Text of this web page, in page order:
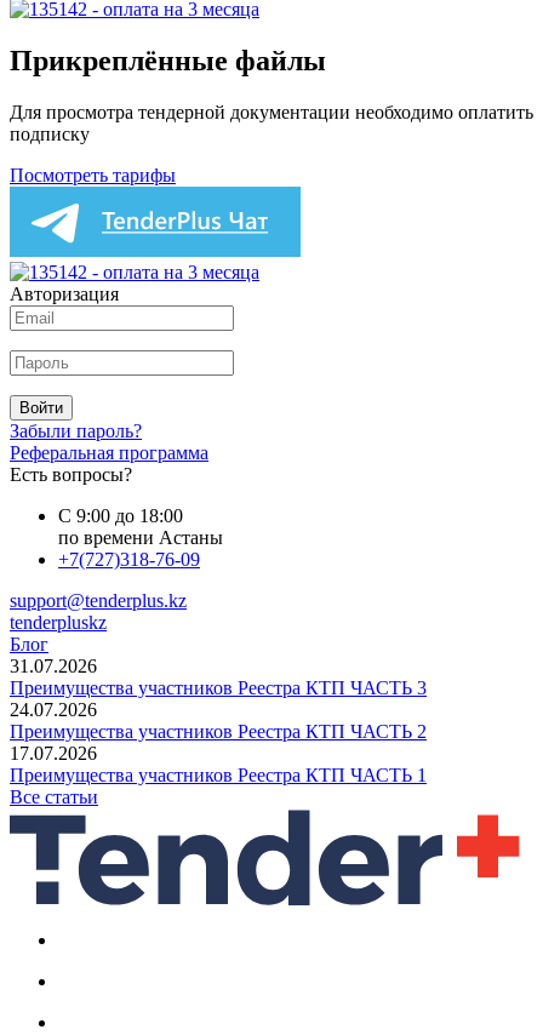
Прикреплённые файлы
Для просмотра тендерной документации необходимо оплатить
подписку
Посмотреть тарифы
Авторизация
Войти
Забыли пароль?
Реферальная программа
Есть вопросы?
С 9:00 до 18:00
по времени Астаны
+7(727)318-76-09
support@tenderplus.kz
tenderpluskz
Блог
31.07.2026
Преимущества участников Реестра КТП ЧАСТЬ 3
24.07.2026
Преимущества участников Реестра КТП ЧАСТЬ 2
17.07.2026
Преимущества участников Реестра КТП ЧАСТЬ 1
Все статьи